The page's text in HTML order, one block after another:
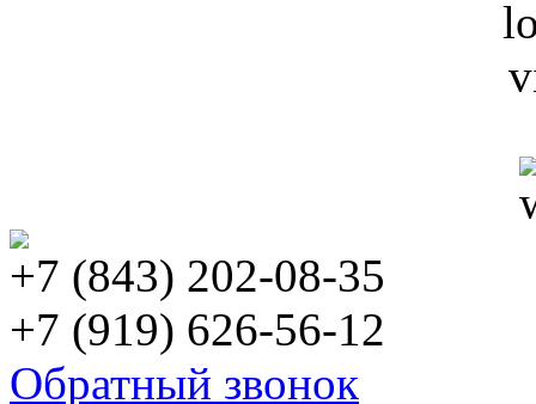
+7 (843) 202-08-35
+7 (919) 626-56-12
Обратный звонок